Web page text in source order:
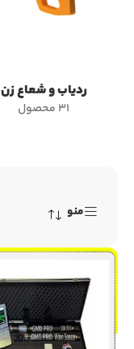
ردیاب و شعاع زن
31 محصول
منو